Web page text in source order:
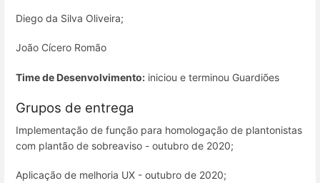
Diego da Silva Oliveira;
João Cícero Romão
Time de Desenvolvimento: iniciou e terminou Guardiões
Grupos de entrega
Implementação de função para homologação de plantonistas
com plantão de sobreaviso - outubro de 2020;
Aplicação de melhoria UX - outubro de 2020;